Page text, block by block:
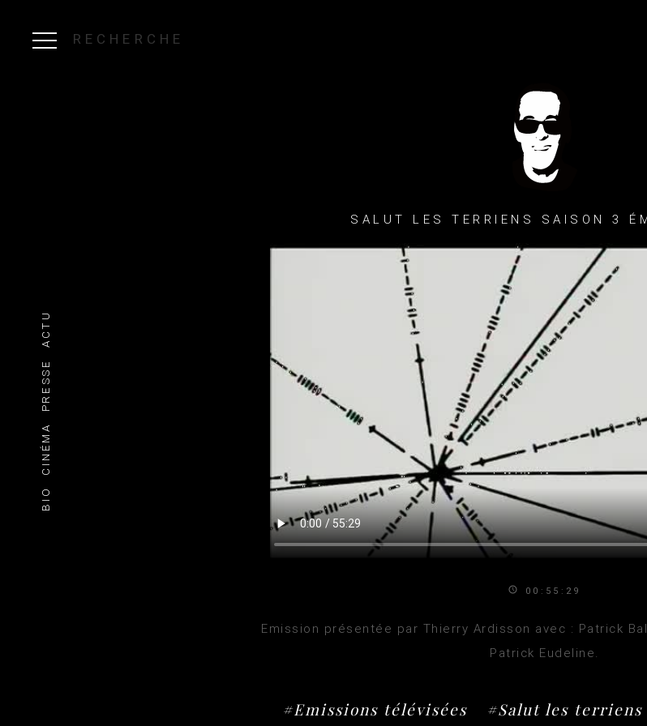
RECHERCHE
BIO
CINÉMA
PRESSE
ACTU
SALUT LES TERRIENS SAISON 3
00:55:29
Emission présentée par Thierry Ardisson avec : Patrick
Patrick Eudeline.
#Emissions télévisées #Salut les terriens